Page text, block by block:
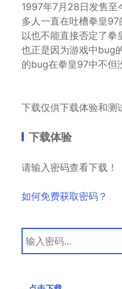
1997年7月28日发售至
多人一直在吐槽拳皇
以也不能直接否定了拳
也正是因为游戏中bug
的bug在拳皇97中不但
下载仅供下载体验和测
下载体验
请输入密码查看下载！
如何免费获取密码？